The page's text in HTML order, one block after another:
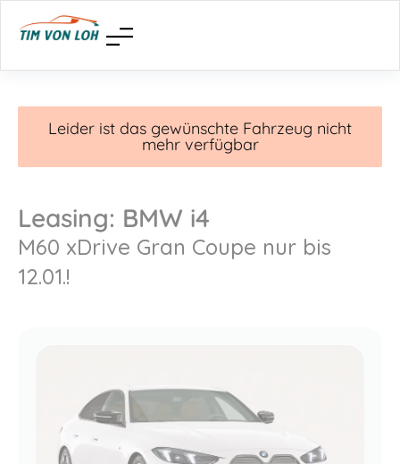
Leider ist das gewünschte Fahrzeug nicht
mehr verfügbar
Leasing: BMW i4
M60 xDrive Gran Coupe nur bis
12.01.!